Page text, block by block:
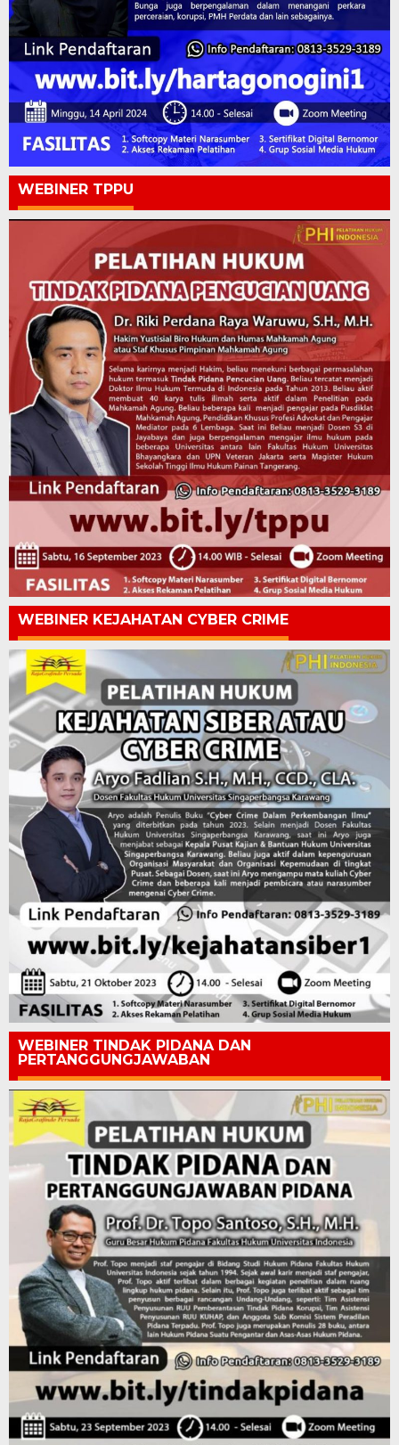
WEBINER TPPU
WEBINER KEJAHATAN CYBER CRIME
WEBINER TINDAK PIDANA DAN
PERTANGGUNGJAWABAN